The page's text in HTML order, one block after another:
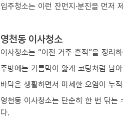
입주청소는 이런 잔먼지·분진을 먼저
영천동 이사청소
이사청소는 “이전 거주 흔적”을 정리
주방에는 기름막이 얇게 코팅처럼 남
바닥은 생활하면서 미세한 오염이 누
영천동 이사청소는 단순히 한 번 닦는
다.